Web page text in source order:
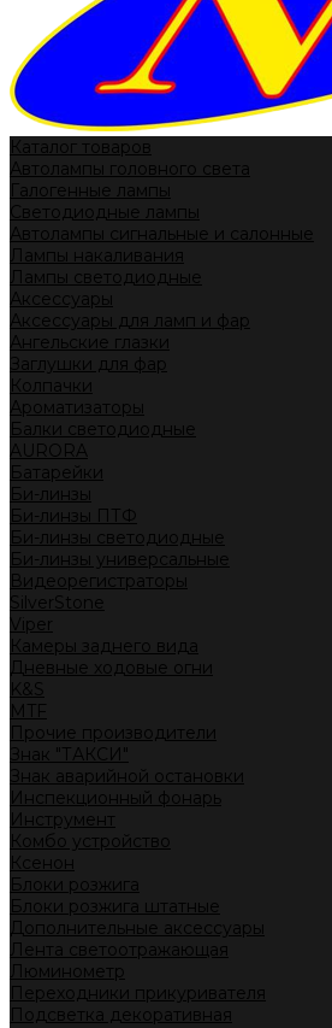
Каталог товаров
Автолампы головного света
Галогенные лампы
Светодиодные лампы
Автолампы сигнальные и салонные
Лампы накаливания
Лампы светодиодные
Аксессуары
Аксессуары для ламп и фар
Ангельские глазки
Заглушки для фар
Колпачки
Ароматизаторы
Балки светодиодные
AURORA
Батарейки
Би-линзы
Би-линзы ПТФ
Би-линзы светодиодные
Би-линзы универсальные
Видеорегистраторы
SilverStone
Viper
Камеры заднего вида
Дневные ходовые огни
K&S
MTF
Прочие производители
Знак "ТАКСИ"
Знак аварийной остановки
Инспекционный фонарь
Инструмент
Комбо устройство
Ксенон
Блоки розжига
Блоки розжига штатные
Дополнительные аксессуары
Лента светоотражающая
Люминометр
Переходники прикуривателя
Подсветка декоративная